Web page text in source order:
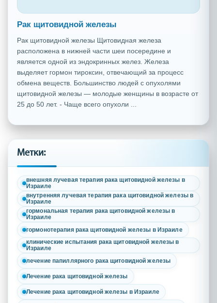
Рак щитовидной железы
Рак щитовидной железы Щитовидная железа
расположена в нижней части шеи посередине и
является одной из эндокринных желез. Железа
выделяет гормон тироксин, отвечающий за процесс
обмена веществ. Большинство людей с опухолями
щитовидной железы — молодые женщины в возрасте от
25 до 50 лет. ­- Чаще всего опухоли ...
Метки:
внешняя лучевая терапия рака щитовидной железы в
Израиле
внутренняя лучевая терапия рака щитовидной железы в
Израиле
гормональная терапия рака щитовидной железы в
Израиле
гормонотерапия рака щитовидной железы в Израиле
клинические испытания рака щитовидной железы в
Израиле
лечение папиллярного рака щитовидной железы
Лечение рака щитовидной железы
Лечение рака щитовидной железы в Израиле